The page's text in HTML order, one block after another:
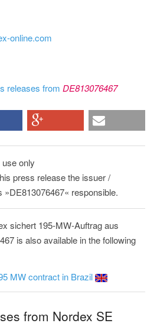
online.com
releases from DE813076467
only
press release the issuer /
»DE813076467« responsible.
sichert 195-MW-Auftrag aus
is also available in the following
MW contract in Brazil
from Nordex SE